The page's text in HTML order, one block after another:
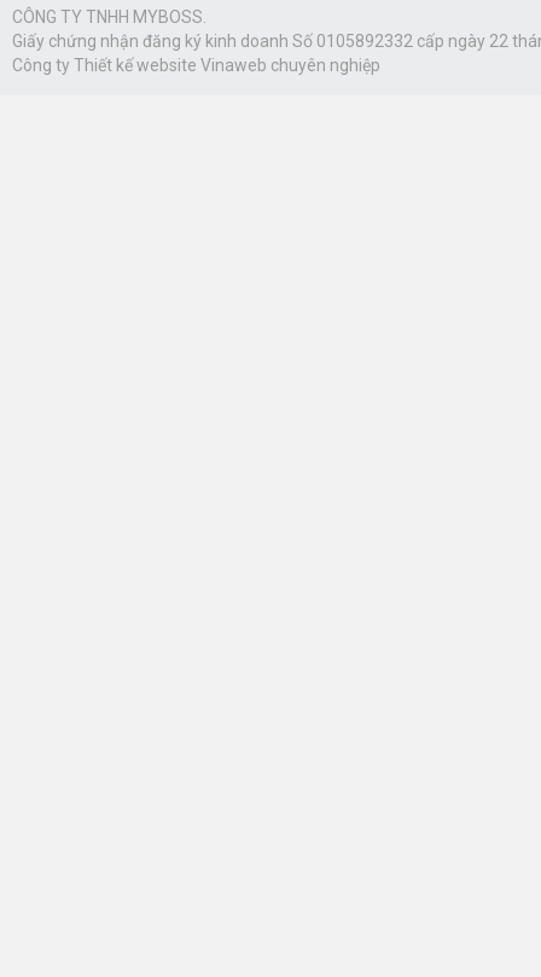
CÔNG TY TNHH MYBOSS.
Giấy chứng nhận đăng ký kinh doanh Số 0105892332 cấp ngày 22
Công tyThiết kế website Vinaweb chuyên nghiệp